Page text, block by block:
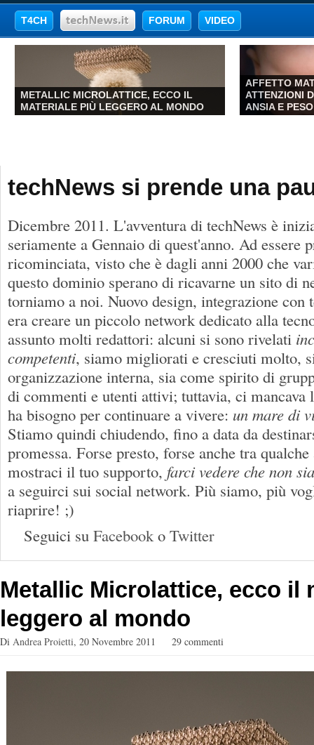
T4CH FORUM VIDEO
METALLIC MICROLATTICE, ECCO IL
MATERIALE PIÙ LEGGERO AL MONDO
AFFETTO
ATTENZIONI
ANSIA E
techNews si prende una
Dicembre 2011. L'avventura di techNews è
seriamente a Gennaio di quest'anno. Ad essere
ricominciata, visto che è dagli anni 2000 che
questo dominio sperano di ricavarne un sito di
torniamo a noi. Nuovo design, integrazione con
era creare un piccolo network dedicato alla
assunto molti redattori: alcuni si sono rivelati
competenti, siamo migliorati e cresciuti molto,
organizzazione interna, sia come spirito di
di commenti e utenti attivi; tuttavia, ci
ha bisogno per continuare a vivere: un mare di
Stiamo quindi chiudendo, fino a data da
promessa. Forse presto, forse anche tra
mostraci il tuo supporto, farci vedere che non
a seguirci sui social network. Più siamo, più
riaprire! ;)
Seguici su Facebooko Twitter
Metallic Microlattice, ecco il
leggero al mondo
Di Andrea Proietti, 20 Novembre 2011 29 commenti